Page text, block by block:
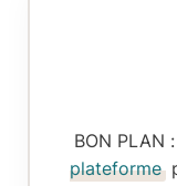
BON PLAN
plateforme